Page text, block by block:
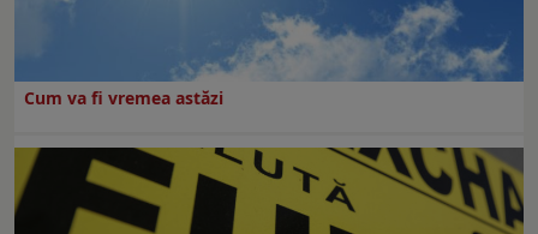
Cum va fi vremea astăzi